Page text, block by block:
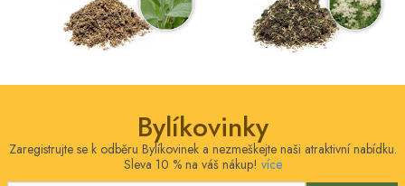
Bylíkovinky
Zaregistrujte se k odběru Bylíkovinek a nezmeškejte naši atraktivní nabídku.
Sleva 10 % na váš nákup! více